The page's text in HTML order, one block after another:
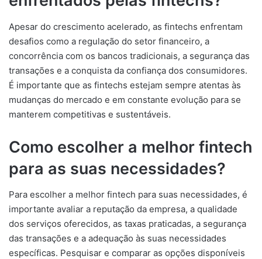
Apesar do crescimento acelerado, as fintechs enfrentam
desafios como a regulação do setor financeiro, a
concorrência com os bancos tradicionais, a segurança das
transações e a conquista da confiança dos consumidores.
É importante que as fintechs estejam sempre atentas às
mudanças do mercado e em constante evolução para se
manterem competitivas e sustentáveis.
Como escolher a melhor fintech
para as suas necessidades?
Para escolher a melhor fintech para suas necessidades, é
importante avaliar a reputação da empresa, a qualidade
dos serviços oferecidos, as taxas praticadas, a segurança
das transações e a adequação às suas necessidades
específicas. Pesquisar e comparar as opções disponíveis